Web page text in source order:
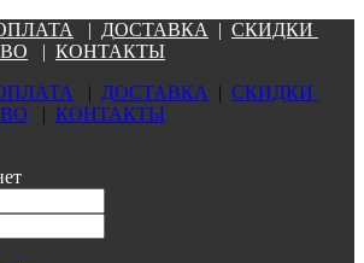
| ДОСТАВКА | СКИДКИ
| КОНТАКТЫ
| ДОСТАВКА | СКИДКИ
| КОНТАКТЫ